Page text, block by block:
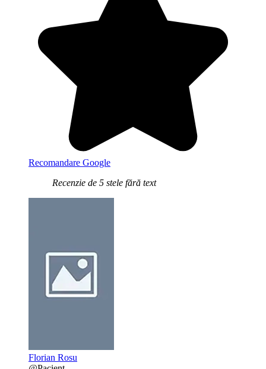
Recomandare Google
Recenzie de 5 stele fără text
Florian Rosu